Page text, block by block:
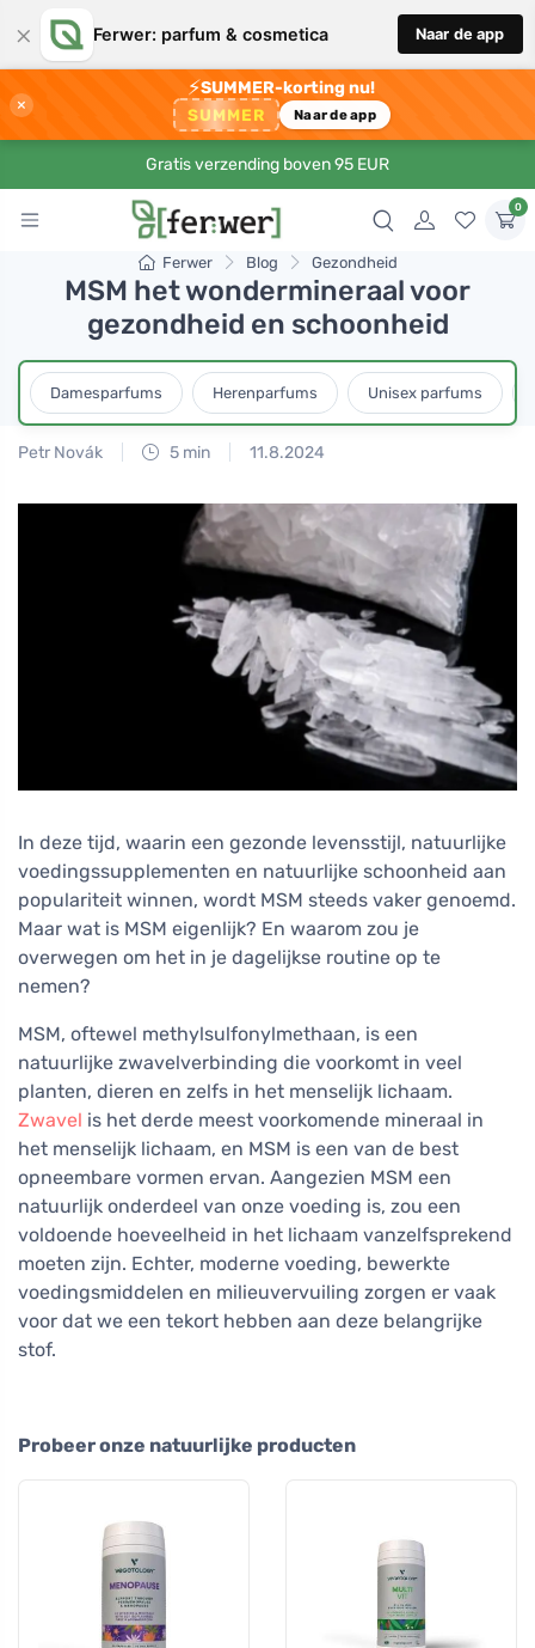
× Ferwer: parfum & cosmetica Naar de app
×
⚡SUMMER-korting nu!
SUMMER Naar de app
Gratis verzending boven 95 EUR
0
Ferwer Blog Gezondheid
MSM het wondermineraal voor
gezondheid en schoonheid
Damesparfums Herenparfums Unisex parfums
Petr Novák 5 min 11.8.2024
In deze tijd, waarin een gezonde levensstijl, natuurlijke
voedingssupplementen en natuurlijke schoonheid aan
populariteit winnen, wordt MSM steeds vaker genoemd.
Maar wat is MSM eigenlijk? En waarom zou je
overwegen om het in je dagelijkse routine op te
nemen?
MSM, oftewel methylsulfonylmethaan, is een
natuurlijke zwavelverbinding die voorkomt in veel
planten, dieren en zelfs in het menselijk lichaam.
Zwavel is het derde meest voorkomende mineraal in
het menselijk lichaam, en MSM is een van de best
opneembare vormen ervan. Aangezien MSM een
natuurlijk onderdeel van onze voeding is, zou een
voldoende hoeveelheid in het lichaam vanzelfsprekend
moeten zijn. Echter, moderne voeding, bewerkte
voedingsmiddelen en milieuvervuiling zorgen er vaak
voor dat we een tekort hebben aan deze belangrijke
stof.
Probeer onze natuurlijke producten